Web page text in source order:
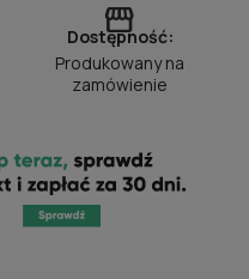
storefront
Dostępność:
Produkowany na
zamówienie